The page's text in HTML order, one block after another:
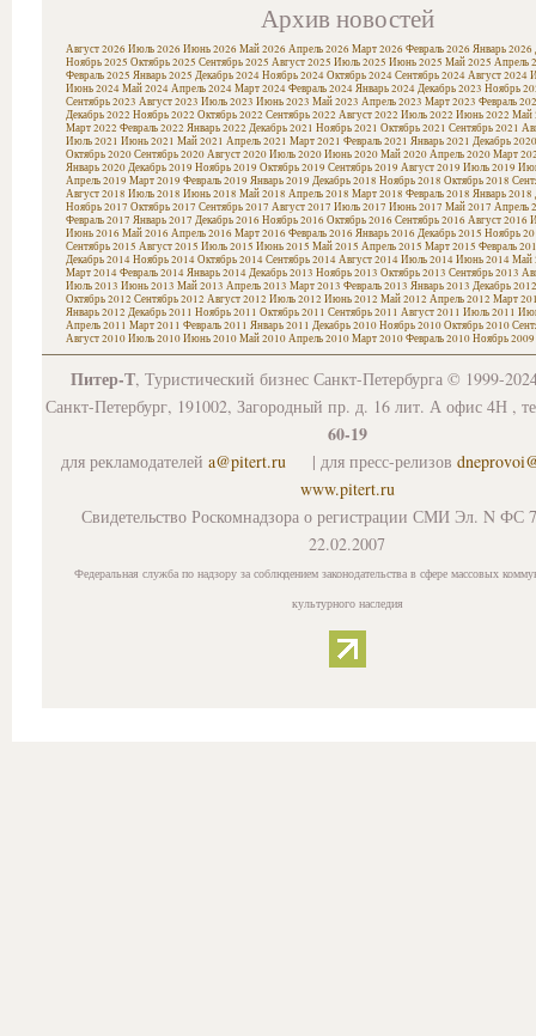
Архив новостей
Август 2026 Июль 2026 Июнь 2026 Май 2026 Апрель 2026 Март 2026 Февраль 2026 Январь 2026
Ноябрь 2025 Октябрь 2025 Сентябрь 2025 Август 2025 Июль 2025 Июнь 2025 Май 2025 Апрель
Февраль 2025 Январь 2025 Декабрь 2024Ноябрь 2024Октябрь 2024Сентябрь 2024Август 2024
Июнь 2024Май 2024Апрель 2024Март 2024Февраль 2024Январь 2024Декабрь 2023 Ноябрь
Сентябрь 2023 Август 2023 Июль 2023 Июнь 2023 Май 2023 Апрель 2023 Март 2023 Февраль
Декабрь 2022 Ноябрь 2022 Октябрь 2022 Сентябрь 2022 Август 2022 Июль 2022 Июнь 2022 Май
Март 2022 Февраль 2022 Январь 2022 Декабрь 2021 Ноябрь 2021 Октябрь 2021 Сентябрь 2021
Июль 2021 Июнь 2021 Май 2021 Апрель 2021 Март 2021 Февраль 2021 Январь 2021 Декабрь 2020
Октябрь 2020Сентябрь 2020Август 2020Июль 2020Июнь 2020Май 2020Апрель 2020Март
Январь 2020Декабрь 2019 Ноябрь 2019 Октябрь 2019 Сентябрь 2019 Август 2019 Июль 2019
Апрель 2019 Март 2019 Февраль 2019 Январь 2019 Декабрь 2018 Ноябрь 2018 Октябрь 2018
Август 2018 Июль 2018 Июнь 2018 Май 2018 Апрель 2018 Март 2018 Февраль 2018 Январь 2018
Ноябрь 2017 Октябрь 2017 Сентябрь 2017 Август 2017 Июль 2017 Июнь 2017 Май 2017 Апрель
Февраль 2017 Январь 2017 Декабрь 2016 Ноябрь 2016 Октябрь 2016 Сентябрь 2016 Август 2016
Июнь 2016 Май 2016 Апрель 2016 Март 2016 Февраль 2016 Январь 2016 Декабрь 2015 Ноябрь
Сентябрь 2015 Август 2015 Июль 2015 Июнь 2015 Май 2015 Апрель 2015 Март 2015 Февраль
Декабрь 2014Ноябрь 2014Октябрь 2014Сентябрь 2014Август 2014Июль 2014Июнь 2014Май
Март 2014Февраль 2014Январь 2014Декабрь 2013 Ноябрь 2013 Октябрь 2013 Сентябрь 2013
Июль 2013 Июнь 2013 Май 2013 Апрель 2013 Март 2013 Февраль 2013 Январь 2013 Декабрь 2012
Октябрь 2012 Сентябрь 2012 Август 2012 Июль 2012 Июнь 2012 Май 2012 Апрель 2012 Март
Январь 2012 Декабрь 2011 Ноябрь 2011 Октябрь 2011 Сентябрь 2011 Август 2011 Июль 2011
Апрель 2011 Март 2011 Февраль 2011 Январь 2011 Декабрь 2010Ноябрь 2010Октябрь 2010
Август 2010Июль 2010Июнь 2010Май 2010Апрель 2010Март 2010Февраль 2010Ноябрь 2009
Питер-Т, Туристический бизнес Санкт-Петербурга © 1999-
Санкт-Петербург, 191002, Загородный пр. д. 16 лит. А офис 4Н ,
60-19
для рекламодателей a@pitert.ru | для пресс-релизов
www.pitert.ru
Свидетельство Роскомнадзора о регистрации СМИ Эл. N ФС
22.02.2007
Федеральная служба по надзору за соблюдением законодательства в сфере массовых
культурного наследия